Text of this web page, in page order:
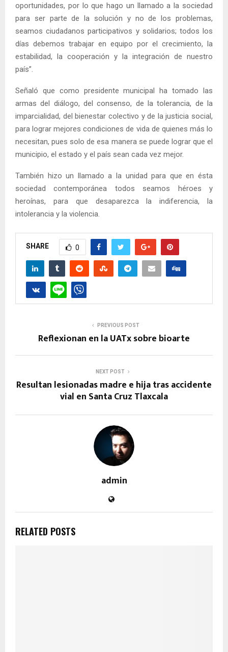
oportunidades, por lo que hago un llamado a la sociedad
para ser parte de la solución y no de los problemas,
seamos ciudadanos participativos y solidarios; todos los
días debemos trabajar en equipo por el crecimiento, la
estabilidad, la cooperación y la integración de nuestro
país”.
Señaló que como presidente municipal ha tomado las
armas del diálogo, del consenso, de la tolerancia, de la
imparcialidad, del bienestar colectivo y de la justicia social,
para lograr mejores condiciones de vida de quienes más lo
necesitan, pues solo de esa manera se puede lograr que el
municipio, el estado y el país sean cada vez mejor.
También hizo un llamado a la unidad para que en ésta
sociedad contemporánea todos seamos héroes y
heroínas, para que desaparezca la indiferencia, la
intolerancia y la violencia.
SHARE 0
PREVIOUS POST
Reflexionan en la UATx sobre bioarte
NEXT POST
Resultan lesionadas madre e hija tras accidente
vial en Santa Cruz Tlaxcala
admin
RELATED POSTS